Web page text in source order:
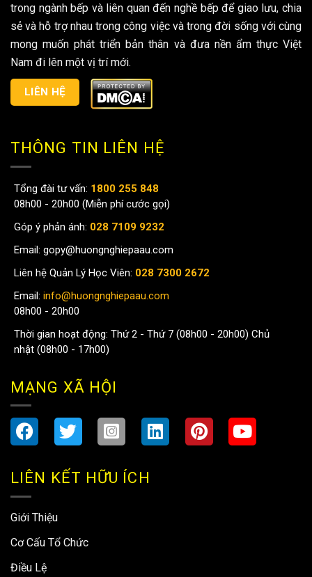
trong ngành bếp và liên quan đến nghề bếp để giao lưu, chia
sẻ và hỗ trợ nhau trong công việc và trong đời sống với cùng
mong muốn phát triển bản thân và đưa nền ẩm thực Việt
Nam đi lên một vị trí mới.
LIÊN HỆ
THÔNG TIN LIÊN HỆ
Tổng đài tư vấn: 1800 255 848
08h00 - 20h00 (Miễn phí cước gọi)
Góp ý phản ánh: 028 7109 9232
Email: gopy@huongnghiepaau.com
Liên hệ Quản Lý Học Viên: 028 7300 2672
Email: info@huongnghiepaau.com
08h00 - 20h00
Thời gian hoạt động: Thứ 2 - Thứ 7 (08h00 - 20h00) Chủ
nhật (08h00 - 17h00)
MẠNG XÃ HỘI
LIÊN KẾT HỮU ÍCH
Giới Thiệu
Cơ Cấu Tổ Chức
Điều Lệ